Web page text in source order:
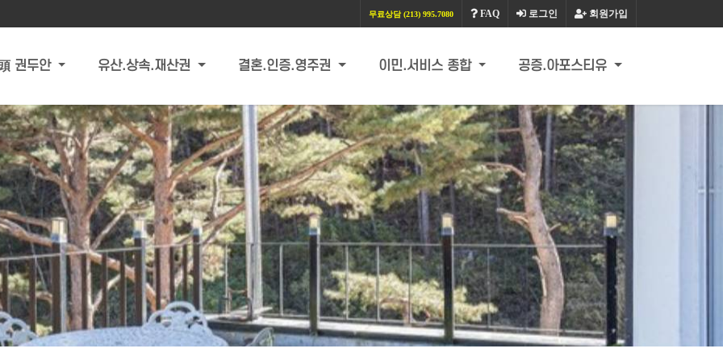
회원가입
로그인
FAQ
무료상담 (213) 995.7080
권두안 유산.상속.재산권 결혼.인증.영주권 이민.서비스 종합 공증.아포스티유